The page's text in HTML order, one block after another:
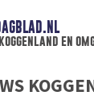
en